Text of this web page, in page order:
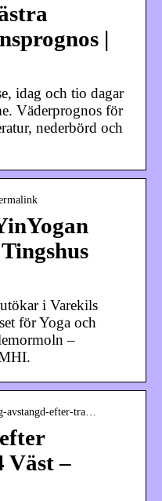
|
idag och tio dagar
Väderprognos för
nederbörd och
i Varekils
för Yoga och
–
avstangd-efter-tra…
Väst –